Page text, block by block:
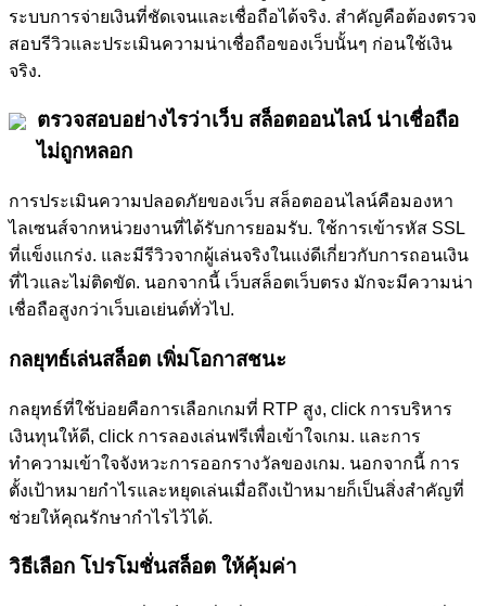
ระบบการจ่ายเงินที่ชัดเจนและเชื่อถือได้จริง. สำคัญคือต้องตรวจ
สอบรีวิวและประเมินความน่าเชื่อถือของเว็บนั้นๆ ก่อนใช้เงิน
จริง.
ตรวจสอบอย่างไรว่าเว็บ สล็อตออนไลน์ น่าเชื่อถือ
ไม่ถูกหลอก
การประเมินความปลอดภัยของเว็บ สล็อตออนไลน์คือมองหา
ไลเซนส์จากหน่วยงานที่ได้รับการยอมรับ. ใช้การเข้ารหัส SSL
ที่แข็งแกร่ง. และมีรีวิวจากผู้เล่นจริงในแง่ดีเกี่ยวกับการถอนเงิน
ที่ไวและไม่ติดขัด. นอกจากนี้ เว็บสล็อตเว็บตรง มักจะมีความน่า
เชื่อถือสูงกว่าเว็บเอเย่นต์ทั่วไป.
กลยุทธ์เล่นสล็อต เพิ่มโอกาสชนะ
กลยุทธ์ที่ใช้บ่อยคือการเลือกเกมที่ RTP สูง, click การบริหาร
เงินทุนให้ดี, click การลองเล่นฟรีเพื่อเข้าใจเกม. และการ
ทำความเข้าใจจังหวะการออกรางวัลของเกม. นอกจากนี้ การ
ตั้งเป้าหมายกำไรและหยุดเล่นเมื่อถึงเป้าหมายก็เป็นสิ่งสำคัญที่
ช่วยให้คุณรักษากำไรไว้ได้.
วิธีเลือก โปรโมชั่นสล็อต ให้คุ้มค่า